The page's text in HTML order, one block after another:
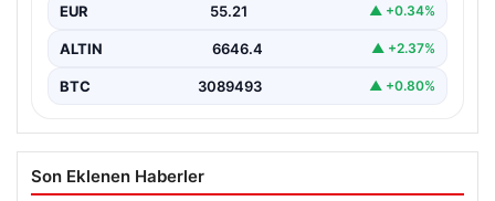
EUR 55.21 ▲ +0.34%
ALTIN 6646.4 ▲ +2.37%
BTC 3089493 ▲ +0.80%
Son Eklenen Haberler